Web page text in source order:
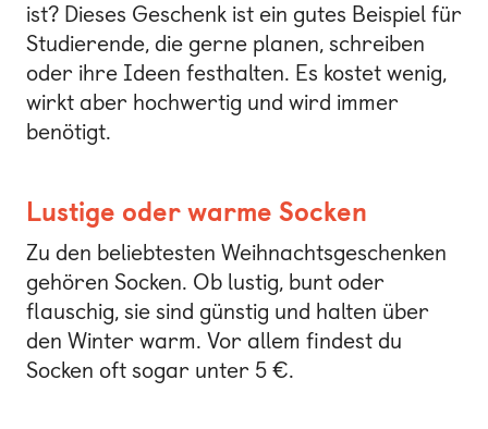
ist? Dieses Geschenk ist ein gutes Beispiel für
Studierende, die gerne planen, schreiben
oder ihre Ideen festhalten. Es kostet wenig,
wirkt aber hochwertig und wird immer
benötigt.
Lustige oder warme Socken
Zu den beliebtesten Weihnachtsgeschenken
gehören Socken. Ob lustig, bunt oder
flauschig, sie sind günstig und halten über
den Winter warm. Vor allem findest du
Socken oft sogar unter 5 €.